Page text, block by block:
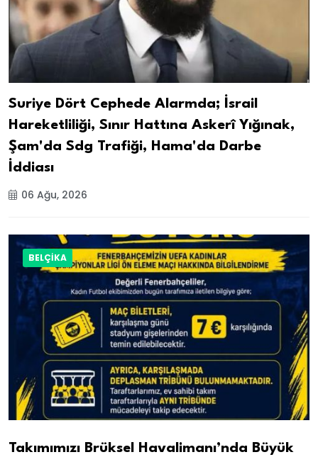
Suriye Dört Cephede Alarmda; İsrail
Hareketliliği, Sınır Hattına Askerî Yığınak,
Şam'da Sdg Trafiği, Hama'da Darbe
İddiası
06 Ağu, 2026
BELÇİKA
Takımımızı Brüksel Havalimanı’nda Büyük